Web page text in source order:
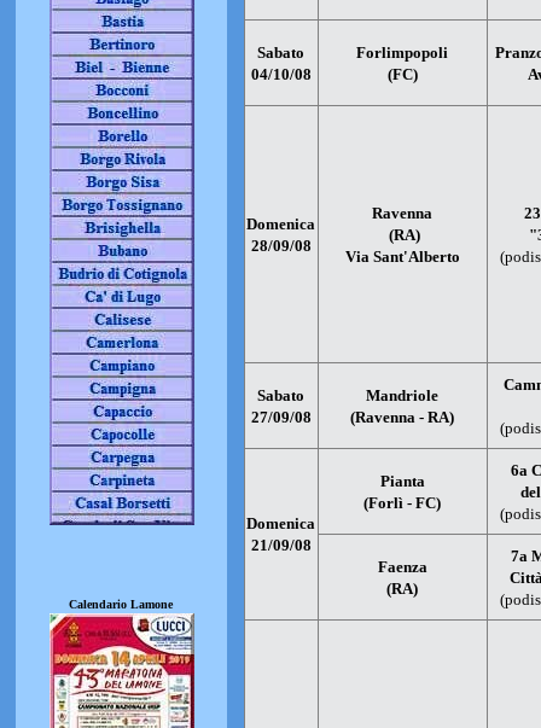
Sabato
04/10/08
Forlimpopoli
(FC)
Domenica
28/09/08
Ravenna
(RA)
Via Sant'Alberto
Sabato
27/09/08
Mandriole
(Ravenna - RA)
Domenica
21/09/08
Pianta
(Forlì - FC)
6a
Faenza
(RA)
7a
Calendario Lamone